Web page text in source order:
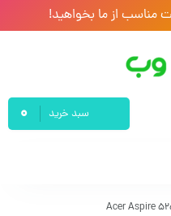
مناسب از ما بخواهید!
سبد خرید 0